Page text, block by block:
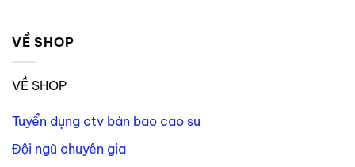
VỀ SHOP
VỀ SHOP
Tuyển dụng ctv bán bao cao su
Đội ngũ chuyên gia